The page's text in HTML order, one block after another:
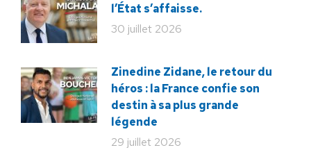
l’État s’affaisse.
30 juillet 2026
Zinedine Zidane, le retour du
héros : la France confie son
destin à sa plus grande
légende
29 juillet 2026